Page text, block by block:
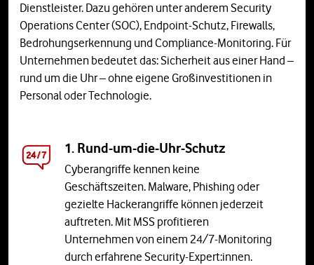
Dienstleister. Dazu gehören unter anderem Security
Operations Center (SOC), Endpoint-Schutz, Firewalls,
Bedrohungserkennung und Compliance-Monitoring. Für
Unternehmen bedeutet das: Sicherheit aus einer Hand –
rund um die Uhr – ohne eigene Großinvestitionen in
Personal oder Technologie.
1. Rund-um-die-Uhr-Schutz
Cyberangriffe kennen keine
Geschäftszeiten. Malware, Phishing oder
gezielte Hackerangriffe können jederzeit
auftreten. Mit MSS profitieren
Unternehmen von einem 24/7-Monitoring
durch erfahrene Security-Expert:innen.